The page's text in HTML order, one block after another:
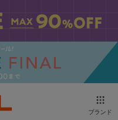
ブランド